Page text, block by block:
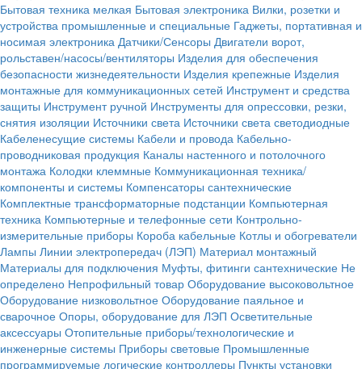
Бытовая техника мелкая Бытовая электроника Вилки, розетки и
устройства промышленные и специальные Гаджеты, портативная и
носимая электроника Датчики/Сенсоры Двигатели ворот,
рольставен/насосы/вентиляторы Изделия для обеспечения
безопасности жизнедеятельности Изделия крепежные Изделия
монтажные для коммуникационных сетей Инструмент и средства
защиты Инструмент ручной Инструменты для опрессовки, резки,
снятия изоляции Источники света Источники света светодиодные
Кабеленесущие системы Кабели и провода Кабельно-
проводниковая продукция Каналы настенного и потолочного
монтажа Колодки клеммные Коммуникационная техника/
компоненты и системы Компенсаторы сантехнические
Комплектные трансформаторные подстанции Компьютерная
техника Компьютерные и телефонные сети Контрольно-
измерительные приборы Короба кабельные Котлы и обогреватели
Лампы Линии электропередач (ЛЭП) Материал монтажный
Материалы для подключения Муфты, фитинги сантехнические Не
определено Непрофильный товар Оборудование высоковольтное
Оборудование низковольтное Оборудование паяльное и
сварочное Опоры, оборудование для ЛЭП Осветительные
аксессуары Отопительные приборы/технологические и
инженерные системы Приборы световые Промышленные
программируемые логические контроллеры Пункты установки